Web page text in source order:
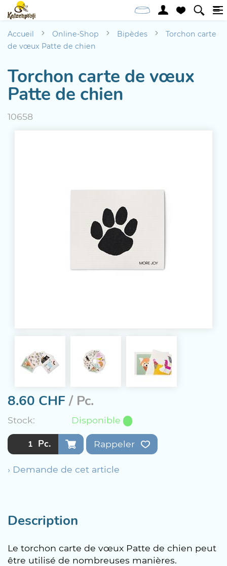
Accueil Online-Shop Bipèdes
Torchon carte
de vœux Patte de chien
Torchon carte de vœux
Patte de chien
10658
8.60 CHF/ Pc.
Stock: Disponible
Pc. Rappeler
› Demande de cet article
Description
Le torchon carte de vœux Patte de chien peut
être utilisé de nombreuses manières.